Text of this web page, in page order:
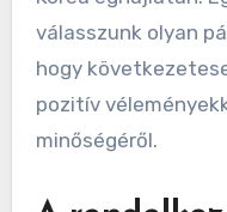
válasszunk olyan
hogy
pozitív
minőségéről.